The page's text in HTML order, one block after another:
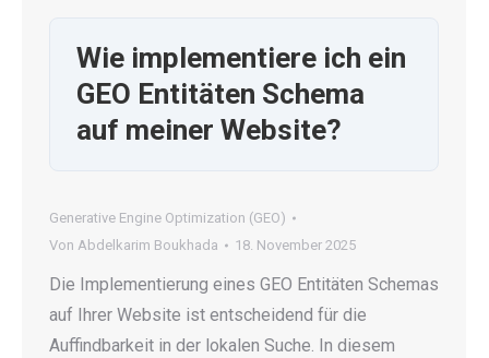
Wie implementiere ich ein
GEO Entitäten Schema
auf meiner Website?
Generative Engine Optimization (GEO)
Von Abdelkarim Boukhada 18. November 2025
Die Implementierung eines GEO Entitäten Schemas
auf Ihrer Website ist entscheidend für die
Auffindbarkeit in der lokalen Suche. In diesem